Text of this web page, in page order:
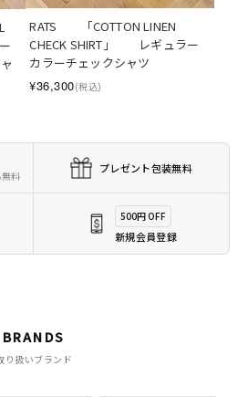
RATS　　「COTTON LINEN
CHECK SHIRT」　　レギュラー
カラーチェックシャツ
¥36,300(税込)
料
プレゼント包装無料
500円 OFF
新規会員登録
BRANDS
り扱いブランド